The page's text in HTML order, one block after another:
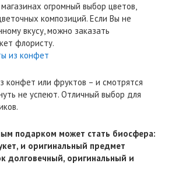
огромный выбор цветов,
композиций. Если Вы не
вкусу, можно заказать
флористу.
конфет или фруктов – и смотрятся
не успеют. Отличный выбор для
подарком может стать биосфера:
и оригинальный предмет
долговечный, оригинальный и